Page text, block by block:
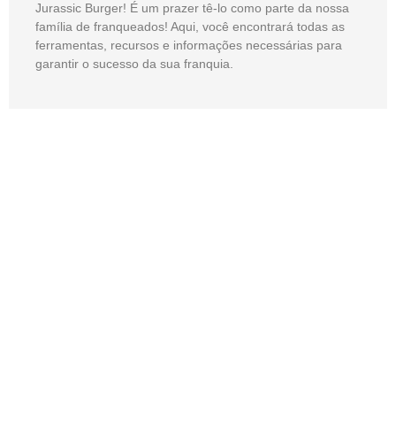
Jurassic Burger! É um prazer tê-lo como parte da nossa
família de franqueados! Aqui, você encontrará todas as
ferramentas, recursos e informações necessárias para
garantir o sucesso da sua franquia.